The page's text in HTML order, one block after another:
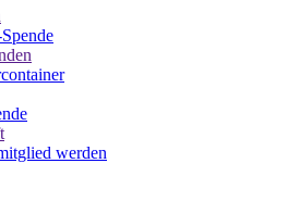
werden